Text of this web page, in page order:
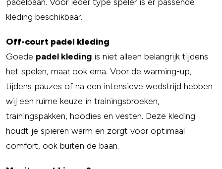
kleding beschikbaar.
Off-court padel kleding
Goede padel kleding is niet alleen belangrijk tijdens
het spelen, maar ook erna. Voor de warming-up,
tijdens pauzes of na een intensieve wedstrijd hebben
wij een ruime keuze in trainingsbroeken,
trainingspakken, hoodies en vesten. Deze kleding
houdt je spieren warm en zorgt voor optimaal
comfort, ook buiten de baan.